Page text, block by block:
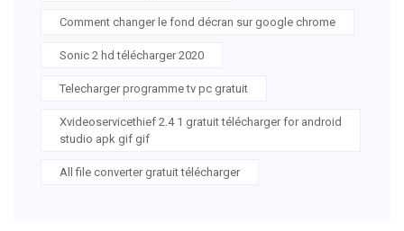
Comment changer le fond décran sur google chrome
Sonic 2 hd télécharger 2020
Telecharger programme tv pc gratuit
Xvideoservicethief 2.4 1 gratuit télécharger for android
studio apk gif gif
All file converter gratuit télécharger